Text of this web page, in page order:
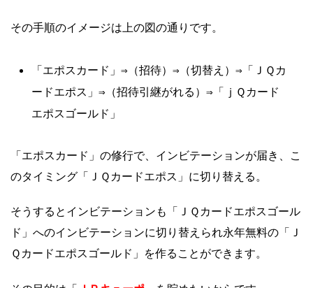
その手順のイメージは上の図の通りです。
「エポスカード」⇒（招待）⇒（切替え）⇒「ＪＱカ
ードエポス」⇒（招待引継がれる）⇒「ｊＱカード
エポスゴールド」
「エポスカード」の修行で、インビテーションが届き、こ
のタイミング「ＪＱカードエポス」に切り替える。
そうするとインビテーションも「ＪＱカードエポスゴール
ド」へのインビテーションに切り替えられ永年無料の「Ｊ
Ｑカードエポスゴールド」を作ることができます。